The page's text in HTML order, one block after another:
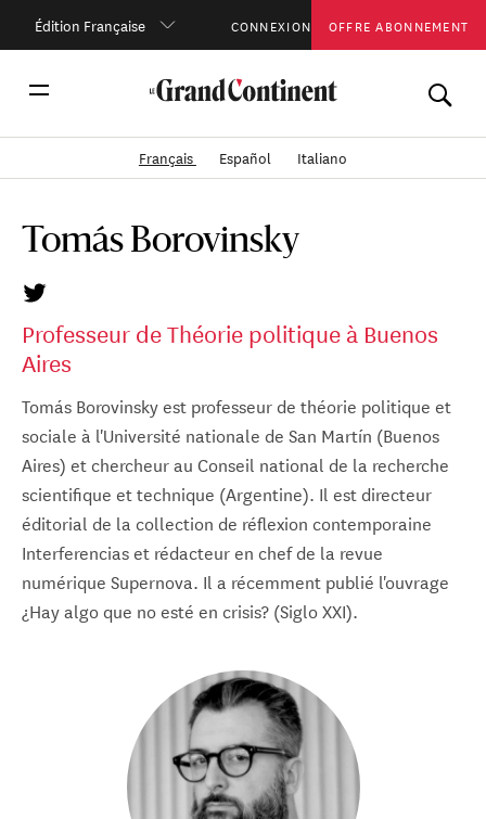
Édition Française CONNEXION OFFRE ABONNEMENT
Français Español Italiano
Tomás Borovinsky
Professeur de Théorie politique à Buenos
Aires
Tomás Borovinsky est professeur de théorie politique et
sociale à l'Université nationale de San Martín (Buenos
Aires) et chercheur au Conseil national de la recherche
scientifique et technique (Argentine). Il est directeur
éditorial de la collection de réflexion contemporaine
Interferencias et rédacteur en chef de la revue
numérique Supernova. Il a récemment publié l'ouvrage
¿Hay algo que no esté en crisis? (Siglo XXI).